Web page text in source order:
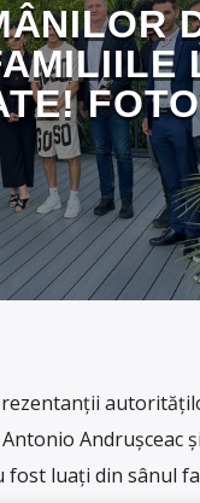
Andrușceac
luați din sânul